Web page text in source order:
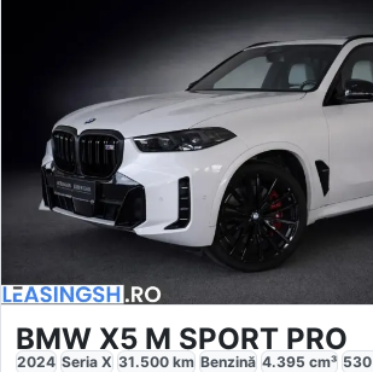
BMW X5 M SPORT PRO
2024 Seria X 31.500 km Benzină 4.395 cm³ 530